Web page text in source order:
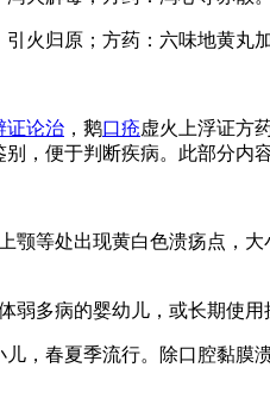
火归原；方药：六味地黄丸加
证论治 ，鹅口疮虚火上浮证方
别，便于判断疾病。此部分内
颚等处出现黄白色溃疡点，
弱多病的婴幼儿，或长期使
儿，春夏季流行。除口腔黏膜